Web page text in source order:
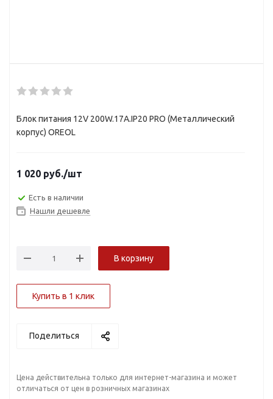
Блок питания 12V 200W.17A.IP20 PRO (Металлический
корпус) OREOL
1 020 руб./шт
Есть в наличии
Нашли дешевле
В корзину
Купить в 1 клик
Поделиться
Цена действительна только для интернет-магазина и может
отличаться от цен в розничных магазинах